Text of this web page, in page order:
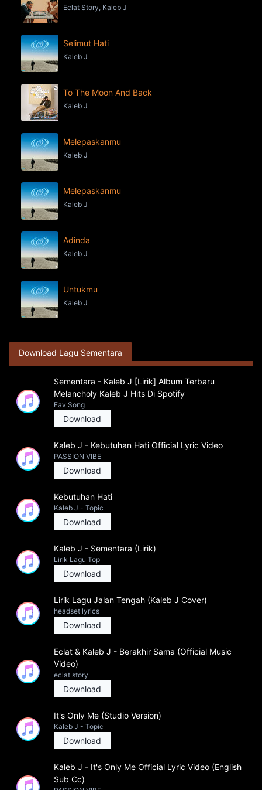
Eclat Story, Kaleb J
Selimut Hati
Kaleb J
To The Moon And Back
Kaleb J
Melepaskanmu
Kaleb J
Melepaskanmu
Kaleb J
Adinda
Kaleb J
Untukmu
Kaleb J
Download Lagu Sementara
Sementara - Kaleb J [Lirik] Album Terbaru
Melancholy Kaleb J Hits Di Spotify
Fav Song
Download
Kaleb J - Kebutuhan Hati Official Lyric Video
PASSION VIBE
Download
Kebutuhan Hati
Kaleb J - Topic
Download
Kaleb J - Sementara (Lirik)
Lirik Lagu Top
Download
Lirik Lagu Jalan Tengah (Kaleb J Cover)
headset lyrics
Download
Eclat & Kaleb J - Berakhir Sama (Official Music
Video)
eclat story
Download
It's Only Me (Studio Version)
Kaleb J - Topic
Download
Kaleb J - It's Only Me Official Lyric Video (English
Sub Cc)